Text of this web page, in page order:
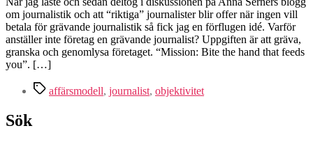
den
hand
som
föder
om journalistik och att “riktiga” journalister blir offer när ingen vill
betala för grävande journalistik så fick jag en förflugen idé. Varför
anställer inte företag en grävande journalist? Uppgiften är att gräva,
granska och genomlysa företaget. “Mission: Bite the hand that feeds
you”. […]
Etiketter
affärsmodell, journalist, objektivitet
Sök